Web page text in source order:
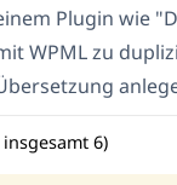
Plugin wie
WPML zu
6)